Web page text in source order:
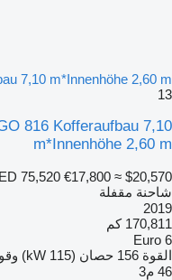
7,10 m*Innenhöhe 2,60 m
13
816 Kofferaufbau 7,10
m*Innenhöhe 2,60 m
75,520 €17,800 ≈ $20,570
شاحنة مقفلة
2019
170,811 كم
Euro 6
القوة 156 حصان (115 kW)
46 م3